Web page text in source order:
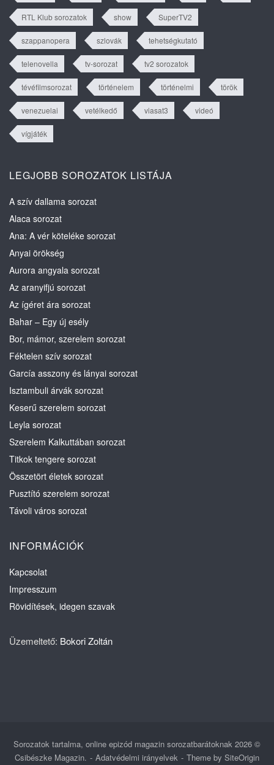
RTL Klub sorozatok show SuperTV2
szappanopera szlovák tehetségkutató
telenovella tv-sorozat tv2 sorozatok
tévéfilmsorozat történelem történelmi török
venezuelai vetélkedő viasat3 videó
vígjáték
LEGJOBB SOROZATOK LISTÁJA
A szív dallama sorozat
Alaca sorozat
Ana: A vér köteléke sorozat
Anyai örökség
Aurora angyala sorozat
Az aranyifjú sorozat
Az ígéret ára sorozat
Bahar – Egy új esély
Bor, mámor, szerelem sorozat
Féktelen szív sorozat
García asszony és lányai sorozat
Isztambuli árvák sorozat
Keserű szerelem sorozat
Leyla sorozat
Szerelem Kalkuttában sorozat
Titkok tengere sorozat
Összetört életek sorozat
Pusztító szerelem sorozat
Távoli város sorozat
INFORMÁCIÓK
Kapcsolat
Impresszum
Rövidítések, idegen szavak
Üzemeltető: Bokori Zoltán
Sorozatok tartalma, online epizód magazin sorozatbarátoknak 2026 ©
Csibészke Magazin.
Adatvédelmi irányelvek Theme by SiteOrigin